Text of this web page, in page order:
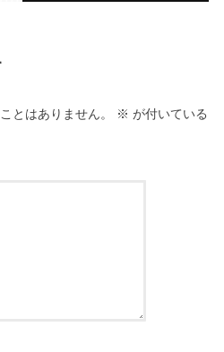
とはありません。 ※ が付いている